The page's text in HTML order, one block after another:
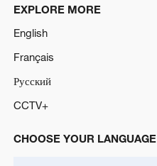
EXPLORE MORE
English
Français
Русский
CCTV+
CHOOSE YOUR LANGUAGE